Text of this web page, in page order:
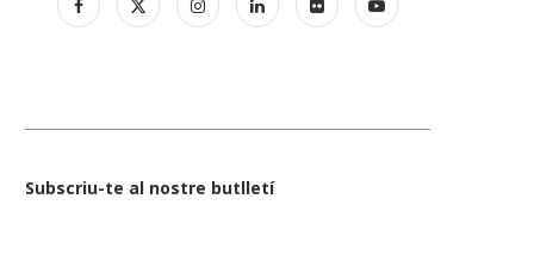
Subscriu-te al nostre butlletí